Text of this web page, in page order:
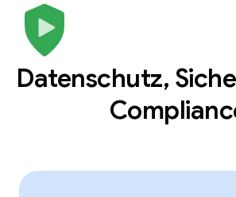
Datenschutz,